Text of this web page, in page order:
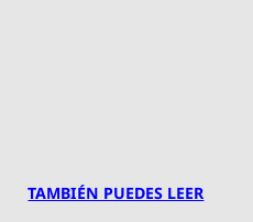
TAMBIÉN PUEDES LEER